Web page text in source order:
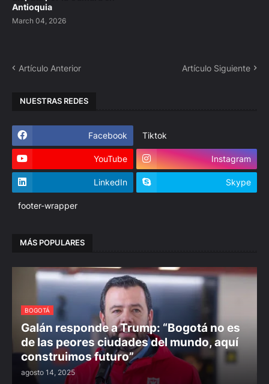
Antioquia
March 04, 2026
Artículo Anterior Artículo Siguiente
NUESTRAS REDES
Facebook Tiktok
YouTube Instagram
LinkedIn Skype
footer-wrapper
MÁS POPULARES
BOGOTÁ
Galán responde a Trump: “Bogotá no es
de las peores ciudades del mundo, aquí
construimos futuro”
agosto 14, 2025